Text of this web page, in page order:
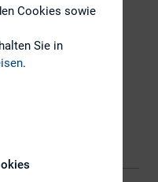
zu stärken. Durch
das Risikokapital
auch für
Eine geeignete
dass mehr
nutzen.
Cookies sowie
Sie in
.